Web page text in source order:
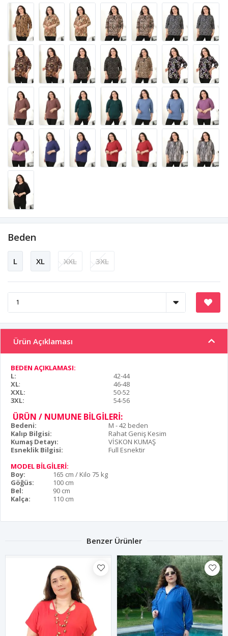
Beden
L XL XXL 3XL
Ürün Açıklaması
BEDEN AÇIKLAMASI:
L:
42-44
XL:
46-48
XXL:
50-52
3XL:
54-56
ÜRÜN / NUMUNE BİLGİLERİ:
Bedeni:
M - 42 beden
Kalıp Bilgisi:
Rahat Geniş Kesim
Kumaş Detayı:
VİSKON KUMAŞ
Esneklik Bilgisi:
Full Esnektir
MODEL BİLGİLERİ:
Boy:
165 cm / Kilo 75 kg
Göğüs:
100 cm
Bel:
90 cm
Kalça:
110 cm
Benzer Ürünler